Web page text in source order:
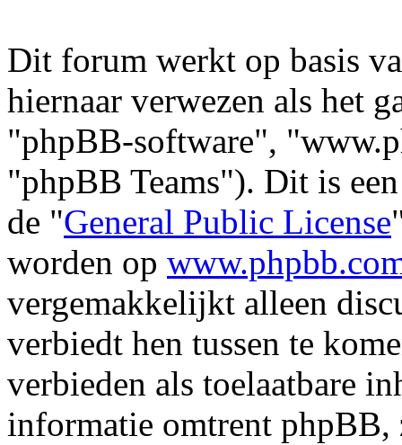
Dit forum werkt op basis
hiernaar verwezen als het
"phpBB-software",
"phpBB Teams"). Dit is
de "General Public License
worden op
vergemakkelijkt alleen
verbiedt hen tussen te
verbieden als toelaatbare
informatie omtrent